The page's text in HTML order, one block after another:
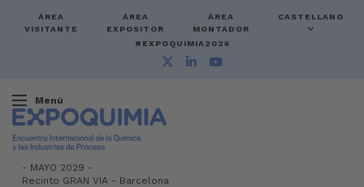
ÁREA
VISITANTE
ÁREA
EXPOSITOR
ÁREA
MONTADOR
CASTELLANO
#EXPOQUIMIA2026
Menú
- MAYO 2029 -
Recinto GRAN VIA - Barcelona